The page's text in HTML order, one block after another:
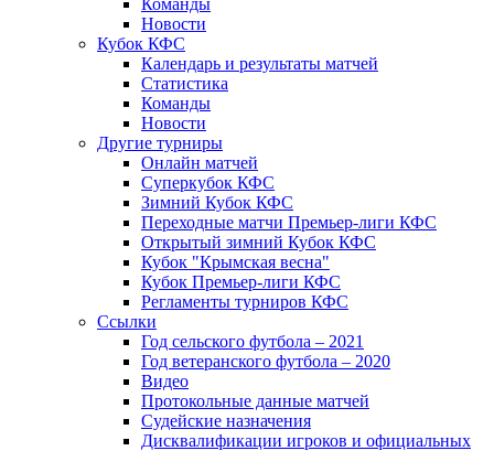
Команды
Новости
Кубок КФС
Календарь и результаты матчей
Статистика
Команды
Новости
Другие турниры
Онлайн матчей
Суперкубок КФС
Зимний Кубок КФС
Переходные матчи Премьер-лиги КФС
Открытый зимний Кубок КФС
Кубок "Крымская весна"
Кубок Премьер-лиги КФС
Регламенты турниров КФС
Ссылки
Год сельского футбола – 2021
Год ветеранского футбола – 2020
Видео
Протокольные данные матчей
Судейские назначения
Дисквалификации игроков и официальных